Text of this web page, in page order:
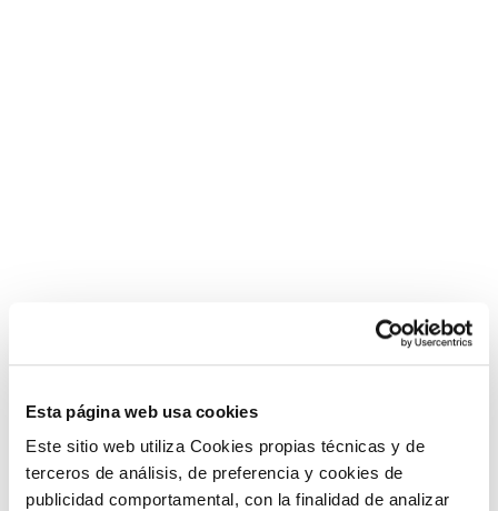
Esta página web usa cookies
Este sitio web utiliza Cookies propias técnicas y de
terceros de análisis, de preferencia y cookies de
publicidad comportamental, con la finalidad de analizar